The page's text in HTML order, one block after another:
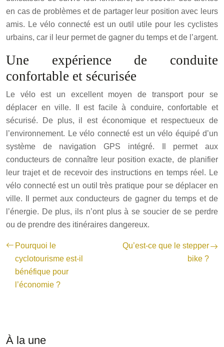
en cas de problèmes et de partager leur position avec leurs
amis. Le vélo connecté est un outil utile pour les cyclistes
urbains, car il leur permet de gagner du temps et de l’argent.
Une expérience de conduite
confortable et sécurisée
Le vélo est un excellent moyen de transport pour se
déplacer en ville. Il est facile à conduire, confortable et
sécurisé. De plus, il est économique et respectueux de
l’environnement. Le vélo connecté est un vélo équipé d’un
système de navigation GPS intégré. Il permet aux
conducteurs de connaître leur position exacte, de planifier
leur trajet et de recevoir des instructions en temps réel. Le
vélo connecté est un outil très pratique pour se déplacer en
ville. Il permet aux conducteurs de gagner du temps et de
l’énergie. De plus, ils n’ont plus à se soucier de se perdre
ou de prendre des itinéraires dangereux.
Pourquoi le
cyclotourisme est-il
bénéfique pour
l’économie ?
Qu’est-ce que le stepper
bike ?
À la une